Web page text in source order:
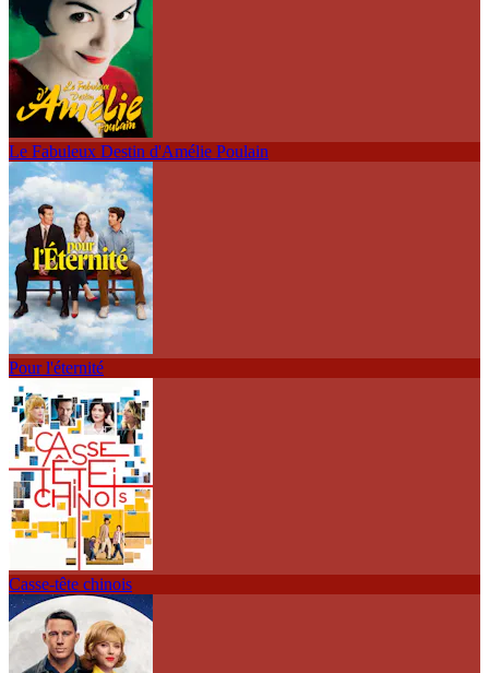
Le Fabuleux Destin d'Amélie Poulain
Pour l'éternité
Casse-tête chinois